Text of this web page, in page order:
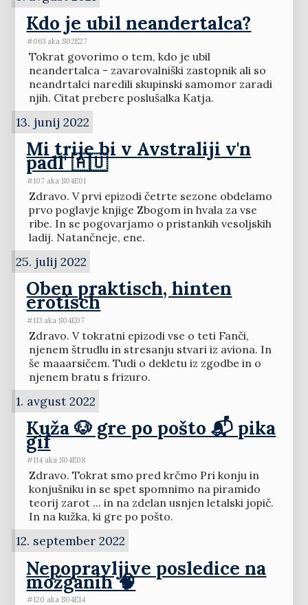
Kdo je ubil neandertalca?
#063 aka S02E27
Tokrat govorimo o tem, kdo je ubil
neandertalca - zavarovalniški zastopnik ali so
neandrtalci naredili skupinski samomor zaradi
njih. Citat prebere poslušalka Katja.
13. junij 2022
Mi trije bi v Avstraliji v'n
padl' 🇦🇺
#107 aka S04E01
Zdravo. V prvi epizodi četrte sezone obdelamo
prvo poglavje knjige Zbogom in hvala za vse
ribe. In se pogovarjamo o pristankih vesoljskih
ladij. Natančneje, ene.
25. julij 2022
Oben praktisch, hinten
erotisch
#113 aka S04E07
Zdravo. V tokratni epizodi vse o teti Fanči,
njenem štrudlu in stresanju stvari iz aviona. In
še maaarsičem. Tudi o dekletu iz zgodbe in o
njenem bratu s frizuro.
1. avgust 2022
Kuža 🐶 gre po pošto 📬 pika
gif
#114 aka S04E08
Zdravo. Tokrat smo pred krčmo Pri konju in
konjušniku in se spet spomnimo na piramido
teorij zarot ... in na zdelan usnjen letalski jopič.
In na kužka, ki gre po pošto.
12. september 2022
Nepopravljive posledice na
možganih 🧠
#120 aka S04E14